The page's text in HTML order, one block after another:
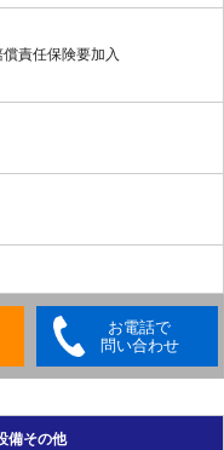
責任保険要加入
お電話で
問い合わせ
備その他